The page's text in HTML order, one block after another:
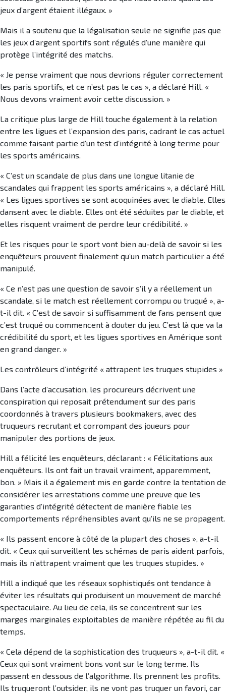
jeux d’argent étaient illégaux. »
Mais il a soutenu que la légalisation seule ne signifie pas que
les jeux d’argent sportifs sont régulés d’une manière qui
protège l’intégrité des matchs.
« Je pense vraiment que nous devrions réguler correctement
les paris sportifs, et ce n’est pas le cas », a déclaré Hill. «
Nous devons vraiment avoir cette discussion. »
La critique plus large de Hill touche également à la relation
entre les ligues et l’expansion des paris, cadrant le cas actuel
comme faisant partie d’un test d’intégrité à long terme pour
les sports américains.
« C’est un scandale de plus dans une longue litanie de
scandales qui frappent les sports américains », a déclaré Hill.
« Les ligues sportives se sont acoquinées avec le diable. Elles
dansent avec le diable. Elles ont été séduites par le diable, et
elles risquent vraiment de perdre leur crédibilité. »
Et les risques pour le sport vont bien au-delà de savoir si les
enquêteurs prouvent finalement qu’un match particulier a été
manipulé.
« Ce n’est pas une question de savoir s’il y a réellement un
scandale, si le match est réellement corrompu ou truqué », a-
t-il dit. « C’est de savoir si suffisamment de fans pensent que
c’est truqué ou commencent à douter du jeu. C’est là que va la
crédibilité du sport, et les ligues sportives en Amérique sont
en grand danger. »
Les contrôleurs d’intégrité « attrapent les truques stupides »
Dans l’acte d’accusation, les procureurs décrivent une
conspiration qui reposait prétendument sur des paris
coordonnés à travers plusieurs bookmakers, avec des
truqueurs recrutant et corrompant des joueurs pour
manipuler des portions de jeux.
Hill a félicité les enquêteurs, déclarant : « Félicitations aux
enquêteurs. Ils ont fait un travail vraiment, apparemment,
bon. » Mais il a également mis en garde contre la tentation de
considérer les arrestations comme une preuve que les
garanties d’intégrité détectent de manière fiable les
comportements répréhensibles avant qu’ils ne se propagent.
« Ils passent encore à côté de la plupart des choses », a-t-il
dit. « Ceux qui surveillent les schémas de paris aident parfois,
mais ils n’attrapent vraiment que les truques stupides. »
Hill a indiqué que les réseaux sophistiqués ont tendance à
éviter les résultats qui produisent un mouvement de marché
spectaculaire. Au lieu de cela, ils se concentrent sur les
marges marginales exploitables de manière répétée au fil du
temps.
« Cela dépend de la sophistication des truqueurs », a-t-il dit. «
Ceux qui sont vraiment bons vont sur le long terme. Ils
passent en dessous de l’algorithme. Ils prennent les profits.
Ils truqueront l’outsider, ils ne vont pas truquer un favori, car